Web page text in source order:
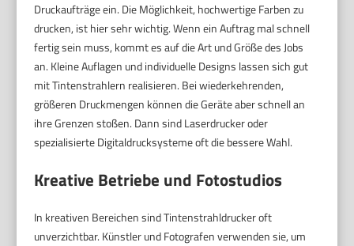
Druckaufträge ein. Die Möglichkeit, hochwertige Farben zu
drucken, ist hier sehr wichtig. Wenn ein Auftrag mal schnell
fertig sein muss, kommt es auf die Art und Größe des Jobs
an. Kleine Auflagen und individuelle Designs lassen sich gut
mit Tintenstrahlern realisieren. Bei wiederkehrenden,
größeren Druckmengen können die Geräte aber schnell an
ihre Grenzen stoßen. Dann sind Laserdrucker oder
spezialisierte Digitaldrucksysteme oft die bessere Wahl.
Kreative Betriebe und Fotostudios
In kreativen Bereichen sind Tintenstrahldrucker oft
unverzichtbar. Künstler und Fotografen verwenden sie, um